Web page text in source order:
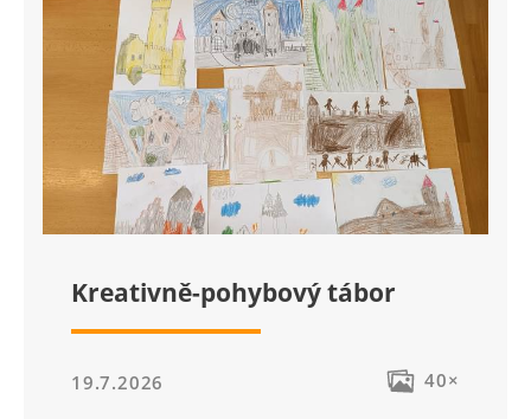
Kreativně-pohybový tábor
19.7.2026 40×